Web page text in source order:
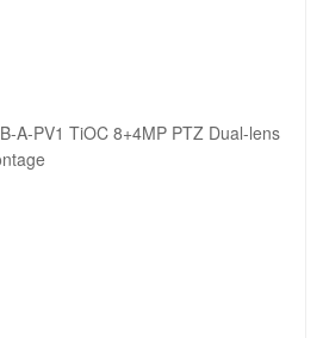
A-PV1 TiOC 8+4MP PTZ Dual-lens